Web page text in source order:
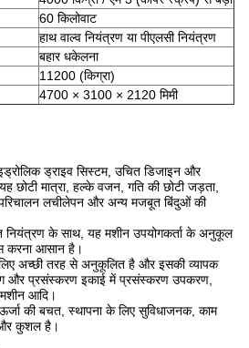
60 किलोवाट
हाथ वाल्व नियंत्रण या पीएलसी नियंत्रण
बहार धकेलना
11200 (किग्रा)
4700 × 3100 × 2120 मिमी
ड्राइव सिस्टम, उचित डिजाइन और
छोटी मात्रा, हल्के वजन, गति की छोटी जड़ता,
परिचालन लचीलेपन और अन्य मजबूत बिंदुओं की
नियंत्रण के साथ, यह मशीन उपयोगकर्ता के अनुकूल
करना आसान है।
लिए अच्छी तरह से अनुकूलित है और इसकी व्यापक
और प्रसंस्करण इकाई में प्रसंस्करण उपकरण,
आदि।
की बचत, स्थापना के लिए सुविधाजनक, काम
और कुशल है।